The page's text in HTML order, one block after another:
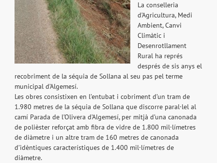
La conselleria
d’Agricultura, Medi
Ambient, Canvi
Climàtic i
Desenrotllament
Rural ha représ
després de sis anys el
recobriment de la séquia de Sollana al seu pas pel terme
municipal d’Algemesí.
Les obres consistixen en l’entubat i cobriment d’un tram de
1.980 metres de la séquia de Sollana que discorre paral·lel al
camí Parada de l’Olivera d’Algemesí, per mitjà d’una canonada
de polièster reforçat amb fibra de vidre de 1.800 mil·límetres
de diàmetre i un altre tram de 160 metres de canonada
d’idèntiques característiques de 1.400 mil·límetres de
diàmetre.